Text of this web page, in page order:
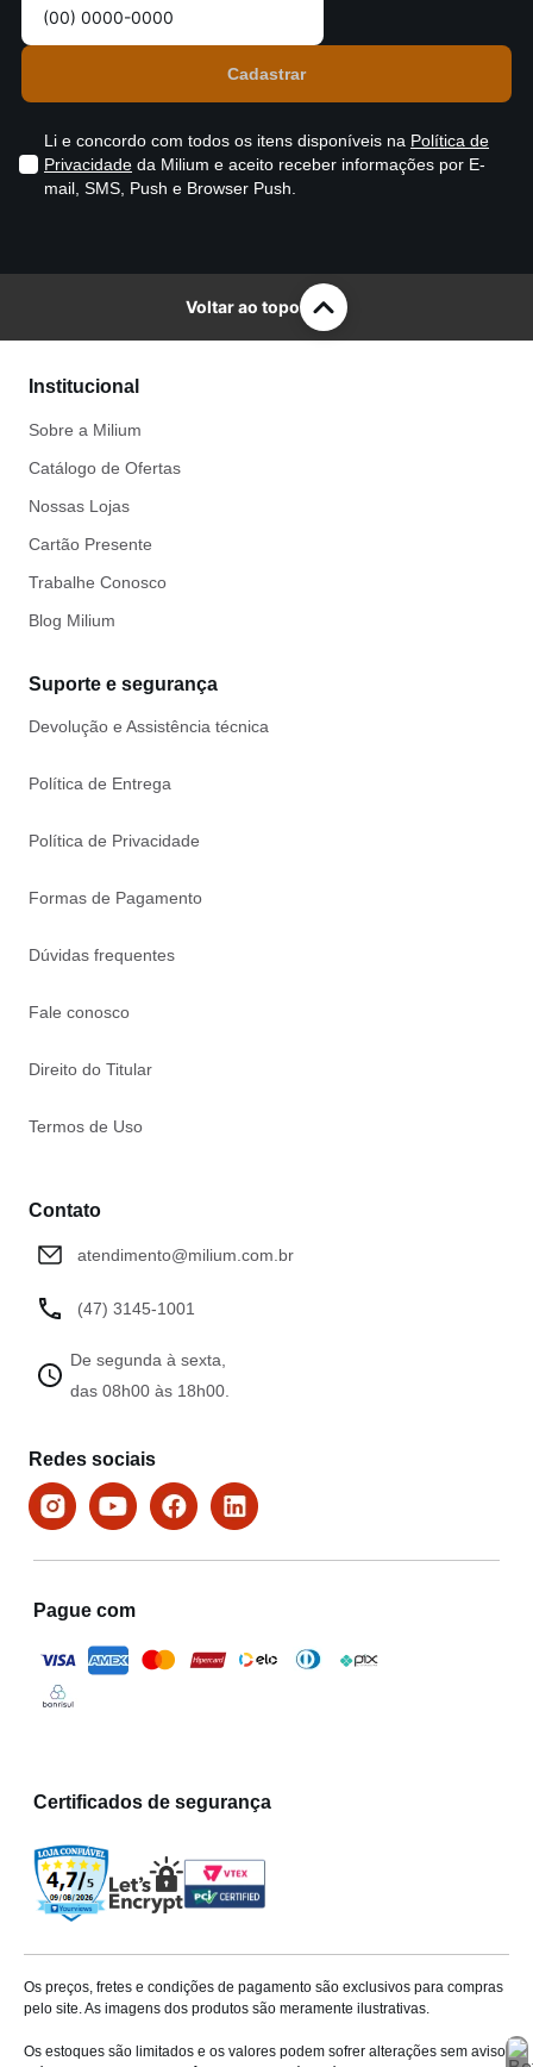
Li e concordo com todos os itens disponíveis na Política de
Privacidade da Milium e aceito receber informações por E-
mail, SMS, Push e Browser Push.
Voltar ao topo
Institucional
Sobre a Milium
Catálogo de Ofertas
Nossas Lojas
Cartão Presente
Trabalhe Conosco
Blog Milium
Suporte e segurança
Devolução e Assistência técnica
Política de Entrega
Política de Privacidade
Formas de Pagamento
Dúvidas frequentes
Fale conosco
Direito do Titular
Termos de Uso
Contato
atendimento@milium.com.br
(47) 3145-1001
De segunda à sexta,
das 08h00 às 18h00.
Redes sociais
Pague com
Certificados de segurança
Os preços, fretes e condições de pagamento são exclusivos para compras
pelo site. As imagens dos produtos são meramente ilustrativas.
Os estoques são limitados e os valores podem sofrer alterações sem aviso